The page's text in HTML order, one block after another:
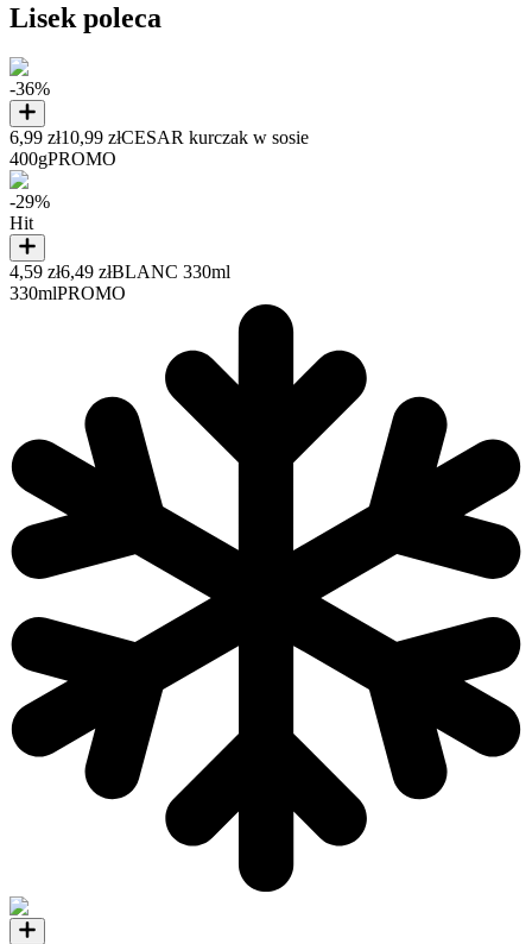
Lisek poleca
-36%
6,99 zł10,99 złCESAR kurczak w sosie
400gPROMO
-29%
Hit
4,59 zł6,49 złBLANC 330ml
330mlPROMO